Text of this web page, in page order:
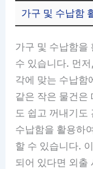
가구 및 수납함
가구 및 수납함을
수 있습니다. 먼
각에 맞는 수납함
같은 작은 물건은
도 쉽고 꺼내기도
수납함을 활용하
할 수 있습니다.
되어 있다면 외출